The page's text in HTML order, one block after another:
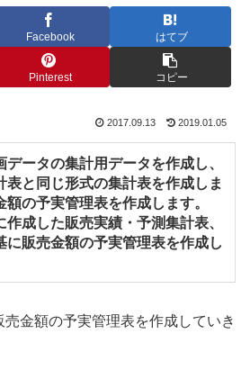
Facebook はてブ
Pinterest コピー
2017.09.13 2019.01.05
ータの集計用データを作成し、
表と同じ形式の集計表を作成しま
の予実管理表を作成します。
作成した販売実績・予測集計表、
に販売金額の予実管理表を作成し
金額の予実管理表を作成していき